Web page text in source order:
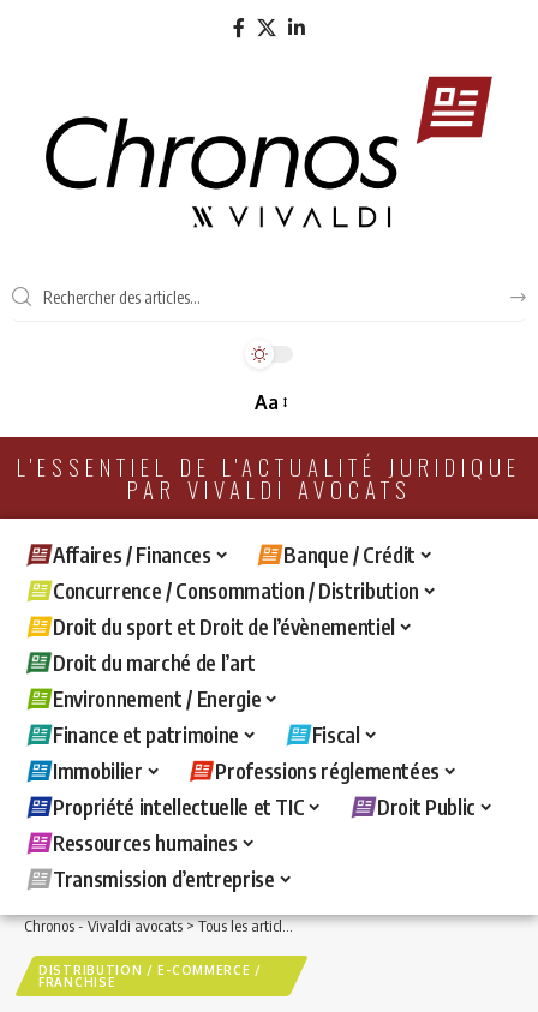
Aa
L'ESSENTIEL DE L'ACTUALITÉ JURIDIQUE
PAR VIVALDI AVOCATS
Affaires / Finances
Banque / Crédit
Concurrence / Consommation / Distribution
Droit du sport et Droit de l’évènementiel
Droit du marché de l’art
Environnement / Energie
Finance et patrimoine
Fiscal
Immobilier
Professions réglementées
Propriété intellectuelle et TIC
Droit Public
Ressources humaines
Transmission d’entreprise
Chronos - Vivaldi avocats>Tous les articles >Concurrence / Consommation /
DISTRIBUTION / E-COMMERCE /
FRANCHISE